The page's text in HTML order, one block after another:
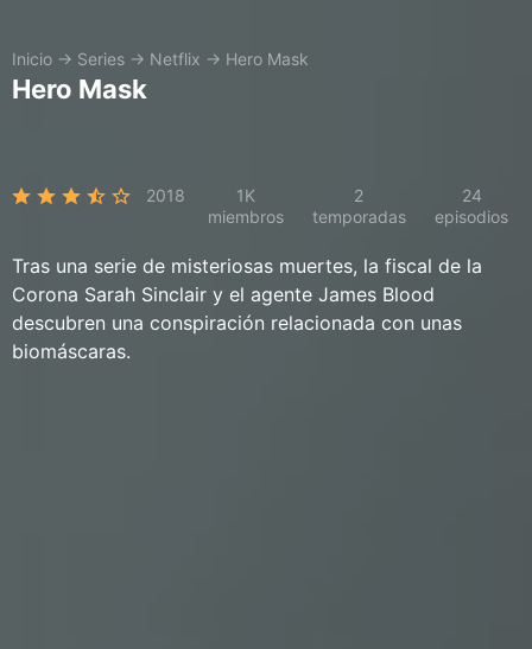
Inicio → Series → Netflix → Hero Mask
Hero Mask
2018
1K
miembros
2
temporadas
24
episodios
Tras una serie de misteriosas muertes, la fiscal de la
Corona Sarah Sinclair y el agente James Blood
descubren una conspiración relacionada con unas
biomáscaras.